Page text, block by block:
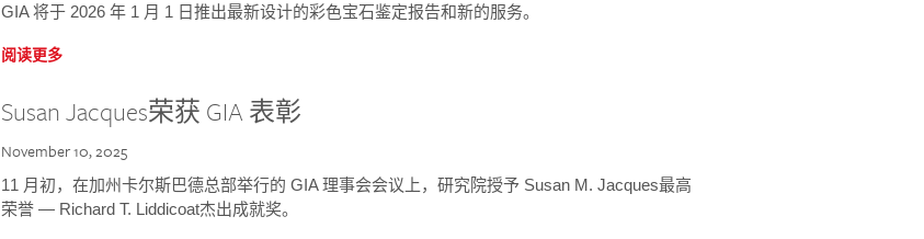
GIA 将于 2026 年 1 月 1 日推出最新设计的彩色宝石鉴定报告和新的服务。
阅读更多
Susan Jacques荣获 GIA 表彰
November 10, 2025
11 月初，在加州卡尔斯巴德总部举行的 GIA 理事会会议上，研究院授予 Susan M. Jacques最高
荣誉 — Richard T. Liddicoat杰出成就奖。